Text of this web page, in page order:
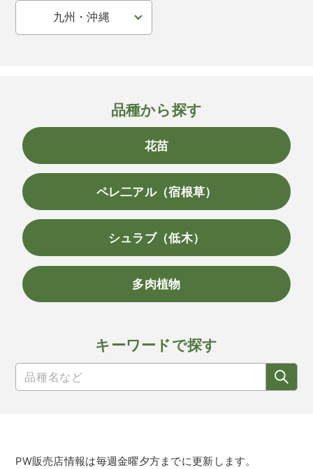
九州・沖縄
品種から探す
花苗
ペレ二アル（宿根草）
シュラブ（低木）
多肉植物
キーワードで探す
PW販売店情報は毎週金曜夕方までに更新します。